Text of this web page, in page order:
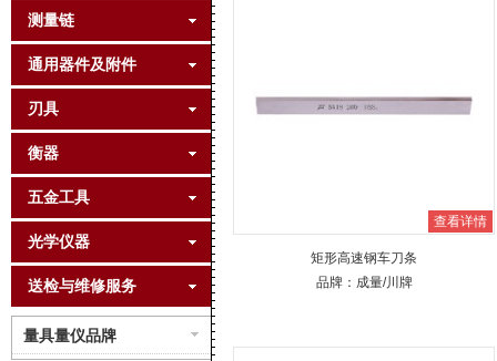
测量链
通用器件及附件
刃具
衡器
五金工具
光学仪器
送检与维修服务
量具量仪品牌
查看详情
矩形高速钢车刀条
品牌： 成量/川牌